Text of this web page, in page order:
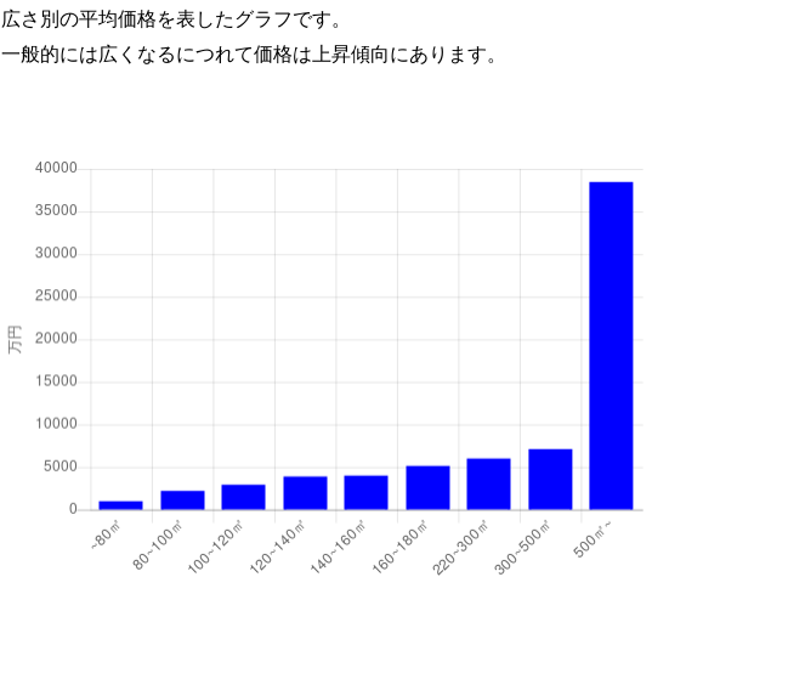
広さ別の平均価格を表したグラフです。
一般的には広くなるにつれて価格は上昇傾向にあります。